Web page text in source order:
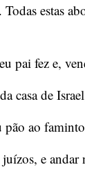
estas
pai fez e,
casa de
ao
e